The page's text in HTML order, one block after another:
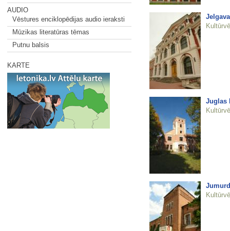
AUDIO
Vēstures enciklopēdijas audio ieraksti
Mūzikas literatūras tēmas
Putnu balsis
KARTE
Juglas